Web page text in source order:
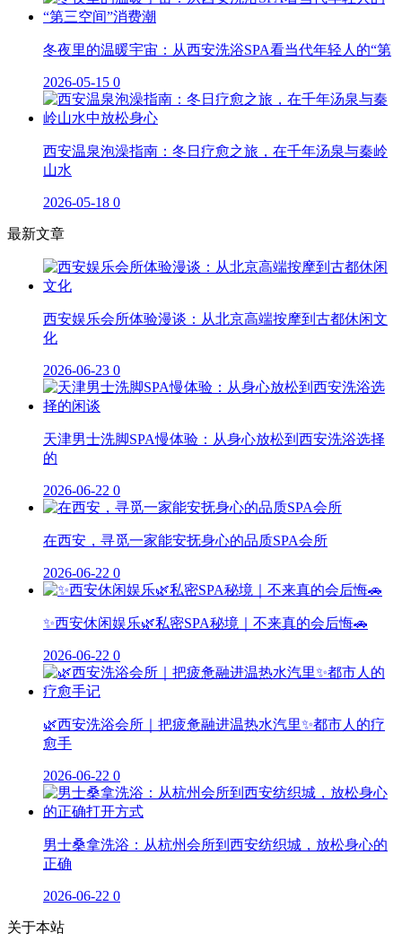
冬夜里的温暖宇宙：从西安洗浴SPA看当代年轻人的“第
2026-05-15 0
西安温泉泡澡指南：冬日疗愈之旅，在千年汤泉与秦岭
山水
2026-05-18 0
最新文章
西安娱乐会所体验漫谈：从北京高端按摩到古都休闲文
化
2026-06-23 0
天津男士洗脚SPA慢体验：从身心放松到西安洗浴选择
的
2026-06-22 0
在西安，寻觅一家能安抚身心的品质SPA会所
2026-06-22 0
✨西安休闲娱乐🌿私密SPA秘境｜不来真的会后悔🚗
2026-06-22 0
🌿西安洗浴会所｜把疲惫融进温热水汽里✨都市人的疗
愈手
2026-06-22 0
男士桑拿洗浴：从杭州会所到西安纺织城，放松身心的
正确
2026-06-22 0
关于本站